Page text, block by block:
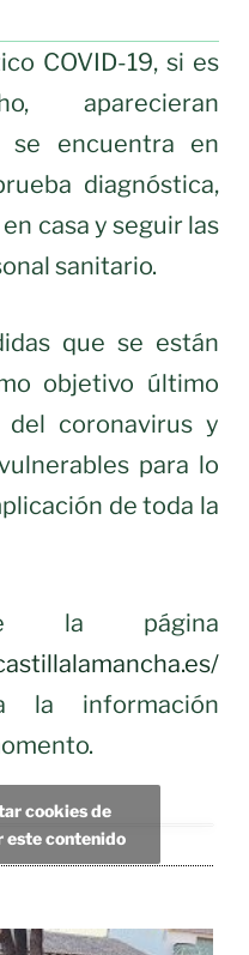
COVID-19, si es
aparecieran
encuentra en
diagnóstica,
casa y seguir las
sanitario.
que se están
objetivo último
coronavirus y
para lo
de toda la
la página
información
cookies de
contenido